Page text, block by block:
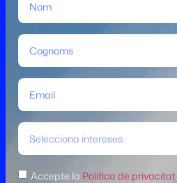
Selecciona intereses
Accepte la Política de privacitat.